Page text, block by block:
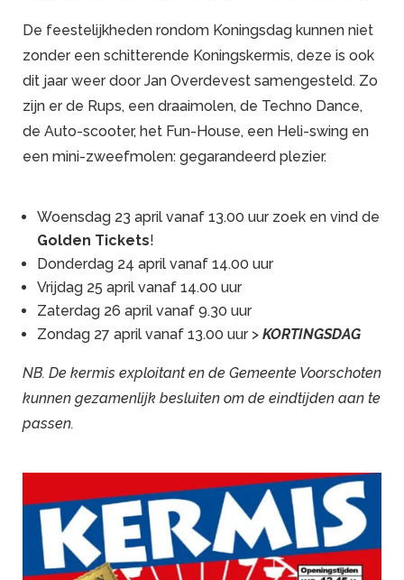
De feestelijkheden rondom Koningsdag kunnen niet
zonder een schitterende Koningskermis, deze is ook
dit jaar weer door Jan Overdevest samengesteld. Zo
zijn er de Rups, een draaimolen, de Techno Dance,
de Auto-scooter, het Fun-House, een Heli-swing en
een mini-zweefmolen: gegarandeerd plezier.
Woensdag 23 april vanaf 13.00 uur zoek en vind de
Golden Tickets!
Donderdag 24 april vanaf 14.00 uur
Vrijdag 25 april vanaf 14.00 uur
Zaterdag 26 april vanaf 9.30 uur
Zondag 27 april vanaf 13.00 uur > KORTINGSDAG
NB. De kermis exploitant en de Gemeente Voorschoten
kunnen gezamenlijk besluiten om de eindtijden aan te
passen.